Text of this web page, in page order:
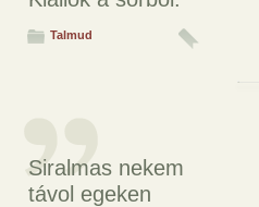
Talmud
Siralmas nekem
távol egeken